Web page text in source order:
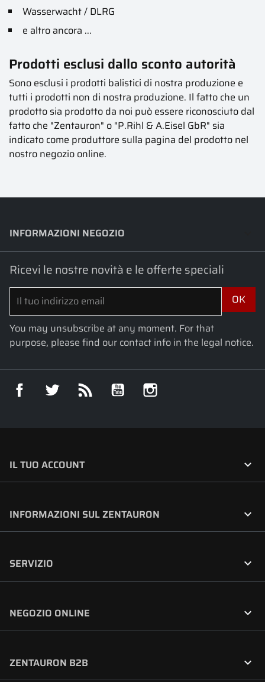
Wasserwacht / DLRG
e altro ancora ...
Prodotti esclusi dallo sconto autorità
Sono esclusi i prodotti balistici di nostra produzione e
tutti i prodotti non di nostra produzione. Il fatto che un
prodotto sia prodotto da noi può essere riconosciuto dal
fatto che "Zentauron" o "P.Rihl & A.Eisel GbR" sia
indicato come produttore sulla pagina del prodotto nel
nostro negozio online.
INFORMAZIONI NEGOZIO
Ricevi le nostre novità e le offerte speciali
You may unsubscribe at any moment. For that
purpose, please find our contact info in the legal notice.
Facebook Twitter YouTube
IL TUO ACCOUNT 
INFORMAZIONI SUL ZENTAURON 
SERVIZIO 
NEGOZIO ONLINE 
ZENTAURON B2B 